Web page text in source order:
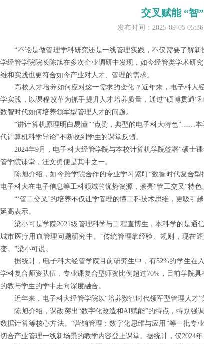
交叉赋能 “智
发布时间：2025-09-05
“不论是做管理学科研究还是一线管理实践，不仅需要了解新
学经管学院院长陈旭在多次企业调研中发现，如今经管类学术研
维和实践也更符合如今产业对人才、管理的需求。
高校人才培养如何应对这一需求的变化？近年来，电子科大
学实践，以课程改革为抓手提升人才培养质量，通过“硕博贯通”
数智时代如何培养领军型管理人才的问题。
“讲计算机原理明白易懂”“点赞，典型的电子科大特色”……本
代计算机科学导论”不断收到学生的课堂反馈。
2024年9月，电子科大经管学院与本校计算机学院签署“硕士
管学院课堂，汪文勇便是其中之一。
陈旭介绍，如今跨学院合作的专业学习紧盯“数智时代复合型
电子科大在电子信息等工科领域的优势资源，擦亮“管工交叉”特色
“‘管工交叉’的培养不仅让学管理的懂工科技术思维，更吸引
延高表示。
梁小可是学院2021级管理科学与工程直博生，本科学的是通
城市医疗用血管理问题研究中。“传统管理靠经验、规则，现在
变。”梁小可说。
据统计，电子科大经管学院目前研究生中，有52%的学生在
学科复合师资队伍，专业课复合型师资比例超过70%，目前学院
的教与学生的学中走向深度融合。
近年来，电子科大经管学院以“培养数智时代领军型管理人才”
陈旭介绍，课改突出“数字化改造和AI赋能”的特点，特别强调
数据计算等核心方法。“营销管理：数字化思维与应用”等一批专
切合产业管理一线新场景的教学内容登上课堂。据统计，仅2024年